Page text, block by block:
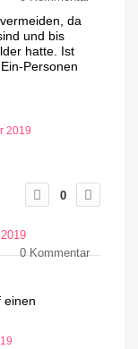
da
und bis
hatte. Ist
Personen
2019
0
0Kommentar
einen